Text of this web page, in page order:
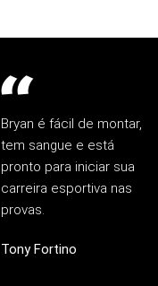
Bryan é fácil de montar,
tem sangue e está
pronto para iniciar sua
carreira esportiva nas
provas.
Tony Fortino